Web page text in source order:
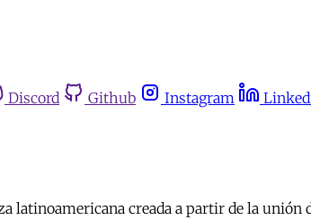
Discord Github Instagram
latinoamericana creada a partir de la